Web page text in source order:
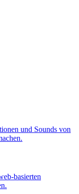
und Sounds von
basierten